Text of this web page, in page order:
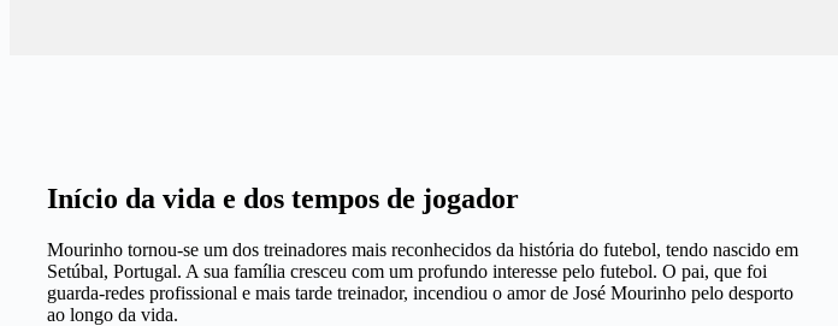
Início da vida e dos tempos de jogador
Mourinho tornou-se um dos treinadores mais reconhecidos da história do futebol, tendo nascido em
Setúbal, Portugal. A sua família cresceu com um profundo interesse pelo futebol. O pai, que foi
guarda-redes profissional e mais tarde treinador, incendiou o amor de José Mourinho pelo desporto
ao longo da vida.